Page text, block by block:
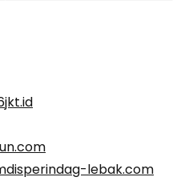
disperindag-lebak.com